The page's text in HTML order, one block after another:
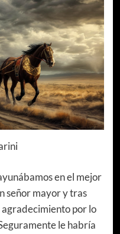
en el mejor
señor mayor y tras
por lo
le habría